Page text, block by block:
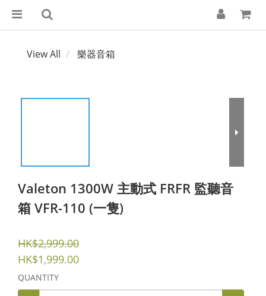
View All 樂器音箱
Valeton 1300W 主動式 FRFR 監聽音
箱 VFR-110 (一隻)
HK$2,999.00
HK$1,999.00
QUANTITY